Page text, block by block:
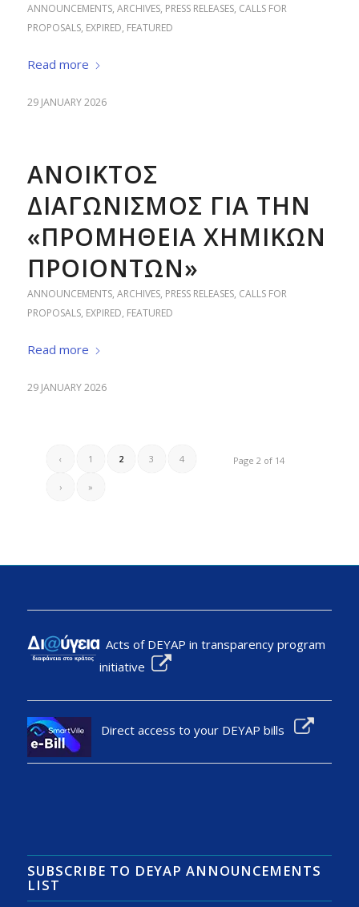
ANNOUNCEMENTS, ARCHIVES, PRESS RELEASES, CALLS FOR
PROPOSALS, EXPIRED, FEATURED
Read more
29 JANUARY 2026
ΑΝΟΙΚΤΟΣ
ΔΙΑΓΩΝΙΣΜΟΣ ΓΙΑ ΤΗΝ
«ΠΡΟΜΗΘΕΙΑ ΧΗΜΙΚΩΝ
ΠΡΟΙΟΝΤΩΝ»
ANNOUNCEMENTS, ARCHIVES, PRESS RELEASES, CALLS FOR
PROPOSALS, EXPIRED, FEATURED
Read more
29 JANUARY 2026
Page 2 of 14
‹ 1 2 3 4
› »
Acts of DEYAP in transparency program
initiative
Direct access to your DEYAP bills
SUBSCRIBE TO DEYAP ANNOUNCEMENTS
LIST